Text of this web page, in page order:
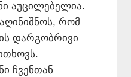
აუცილებელია.
რომ
დარგობრივი
ჩვენთან